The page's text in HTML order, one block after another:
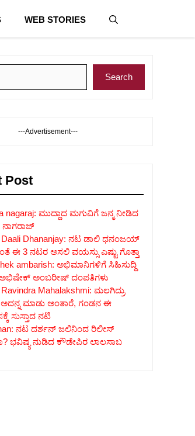
WEB STORIES
Search
---Advertisement---
Post
nagaraj: ಮುದ್ದಾದ ಮಗುವಿಗೆ ಜನ್ಮ ನೀಡಿದ
Daali Dhananjay: ನಟ ಡಾಲಿ ಧನಂಜಯ್
ಈ 3 ನಟರ ಅಸಲಿ ವಯಸ್ಸು ಎಷ್ಟು ಗೊತ್ತಾ
ambarish: ಅಭಿಮಾನಿಗಳಿಗೆ ಸಿಹಿಸುದ್ದಿ
ಅಭಿಷೇಕ್ ಅಂಬರೀಷ್ ದಂಪತಿಗಳು
Mahalakshmi: ಮಲಗಿದ್ರು
ಅದನ್ನ ಮಾಡು ಅಂತಾರೆ, ಗಂಡನ ಈ
ಸುಸ್ತಾದ ನಟಿ
ನಟ ದರ್ಶನ್ ಜಲಿನಿಂದ ರಿಲೀಸ್
ಭವಿಷ್ಯ ನುಡಿದ ಕೌಡೇಪಿರ ಲಾಲಸಾಬ